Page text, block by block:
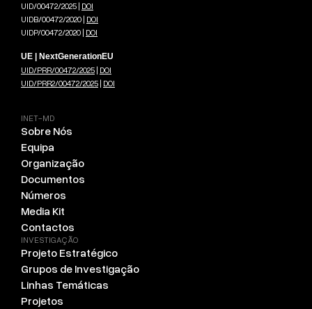
UID/00472/2025 | DOI
UIDB/00472/2020 | DOI
UIDP/00472/2020 | DOI
UE | NextGenerationEU
UID/PRR/00472/2025 | DOI
UID/PRR2/00472/2025 | DOI
INET-MD
Sobre Nós
Equipa
Organização
Documentos
Números
Media Kit
Contactos
INVESTIGAÇÃO
Projeto Estratégico
Grupos de Investigação
Linhas Temáticas
Projetos